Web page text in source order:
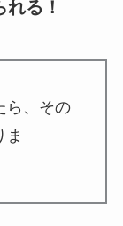
る！
ら、その
ま